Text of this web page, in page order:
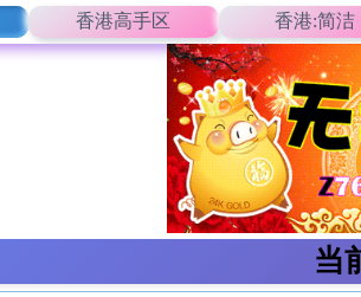
香港高手区 香港:简洁
当